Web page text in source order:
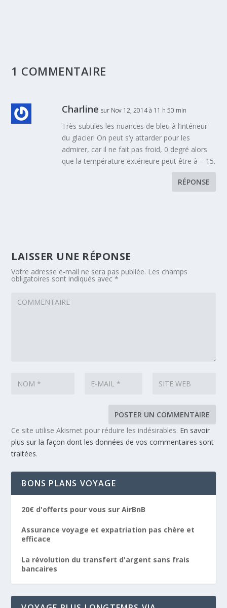
1 COMMENTAIRE
Charline sur Nov 12, 2014 à 11 h 50 min
Très subtiles les nuances de bleu à l’intérieur
du glacier! On peut s’y attarder pour les
admirer, car il ne fait pas froid, 0 degré alors
que la température extérieure peut être à – 15.
RÉPONSE
LAISSER UNE RÉPONSE
Votre adresse e-mail ne sera pas publiée. Les champs
obligatoires sont indiqués avec*
Ce site utilise Akismet pour réduire les indésirables. En savoir
plus sur la façon dont les données de vos commentaires sont
traitées.
BONS PLANS VOYAGE
20€ d'offerts pour vous sur AirBnB
Assurance voyage et expatriation pas chère et
efficace
La révolution du transfert d'argent sans frais
bancaires